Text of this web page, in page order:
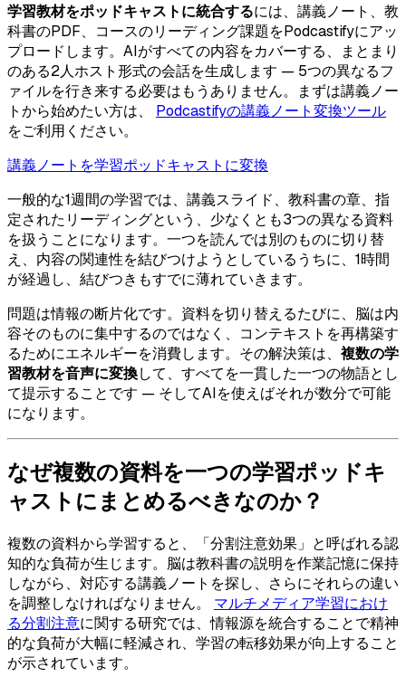
学習教材をポッドキャストに統合するには、講義ノート、教
科書のPDF、コースのリーディング課題をPodcastifyにアッ
プロードします。AIがすべての内容をカバーする、まとまり
のある2人ホスト形式の会話を生成します — 5つの異なるフ
ァイルを行き来する必要はもうありません。まずは講義ノー
トから始めたい方は、
Podcastifyの講義ノート変換ツール
をご利用ください。
講義ノートを学習ポッドキャストに変換
一般的な1週間の学習では、講義スライド、教科書の章、指
定されたリーディングという、少なくとも3つの異なる資料
を扱うことになります。一つを読んでは別のものに切り替
え、内容の関連性を結びつけようとしているうちに、1時間
が経過し、結びつきもすでに薄れていきます。
問題は情報の断片化です。資料を切り替えるたびに、脳は内
容そのものに集中するのではなく、コンテキストを再構築す
るためにエネルギーを消費します。その解決策は、 複数の学
習教材を音声に変換して、すべてを一貫した一つの物語とし
て提示することです — そしてAIを使えばそれが数分で可能
になります。
なぜ複数の資料を一つの学習ポッドキ
ャストにまとめるべきなのか？
複数の資料から学習すると、「分割注意効果」と呼ばれる認
知的な負荷が生じます。脳は教科書の説明を作業記憶に保持
しながら、対応する講義ノートを探し、さらにそれらの違い
を調整しなければなりません。
マルチメディア学習におけ
る分割注意に関する研究では、情報源を統合することで精神
的な負荷が大幅に軽減され、学習の転移効果が向上すること
が示されています。